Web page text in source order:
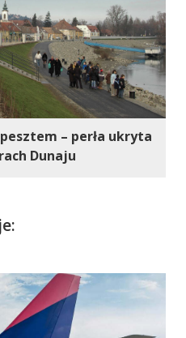
– perła ukryta
Dunaju